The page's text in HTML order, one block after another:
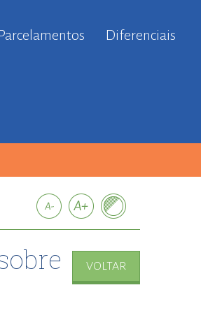
Diferenciais
VOLTAR